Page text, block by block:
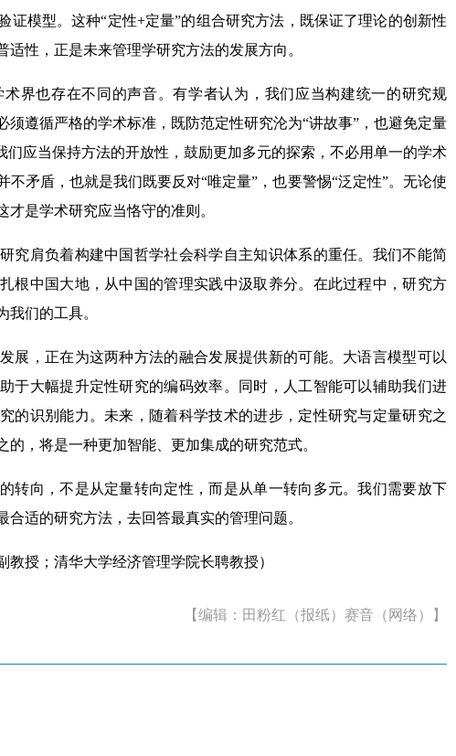
证模型。这种“定性+定量”的组合研究方法，既保证了理论的创新性
性，正是未来管理学研究方法的发展方向。
也存在不同的声音。有学者认为，我们应当构建统一的研究规
须遵循严格的学术标准，既防范定性研究沦为“讲故事”，也避免定量
们应当保持方法的开放性，鼓励更加多元的探索，不必用单一的学术
矛盾，也就是我们既要反对“唯定量”，也要警惕“泛定性”。无论使
是学术研究应当恪守的准则。
肩负着构建中国哲学社会科学自主知识体系的重任。我们不能简
根中国大地，从中国的管理实践中汲取养分。在此过程中，研究方
们的工具。
，正在为这两种方法的融合发展提供新的可能。大语言模型可以
于大幅提升定性研究的编码效率。同时，人工智能可以辅助我们进
的识别能力。未来，随着科学技术的进步，定性研究与定量研究之
，将是一种更加智能、更加集成的研究范式。
向，不是从定量转向定性，而是从单一转向多元。我们需要放下
适的研究方法，去回答最真实的管理问题。
授；清华大学经济管理学院长聘教授）
【编辑：田粉红（报纸）赛音（网络）】